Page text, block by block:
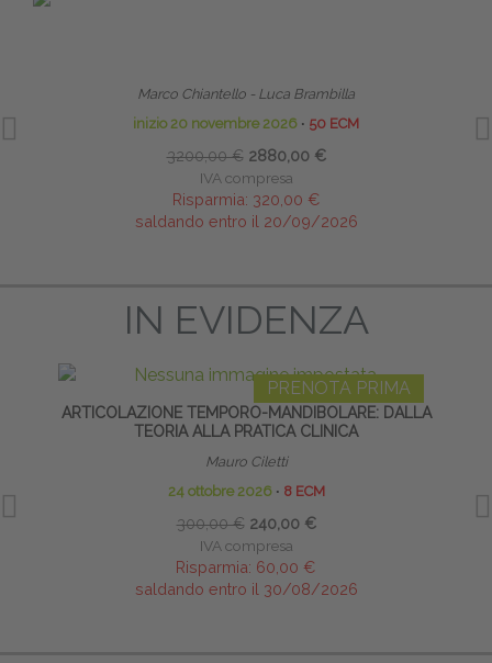
Marco Chiantello - Luca Brambilla
inizio 20 novembre 2026 ∙ 50 ECM
3200,00 € 2880,00 €
IVA compresa
Risparmia: 320,00 €
saldando entro il 20/09/2026
IN EVIDENZA
PRENOTA PRIMA
ARTICOLAZIONE TEMPORO-MANDIBOLARE: DALLA
TEORIA ALLA PRATICA CLINICA
Mauro Ciletti
24 ottobre 2026 ∙ 8 ECM
300,00 € 240,00 €
IVA compresa
Risparmia: 60,00 €
saldando entro il 30/08/2026